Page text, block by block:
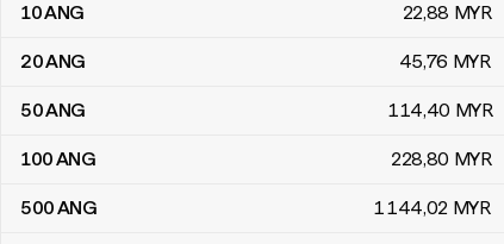
10ANG 22,88 MYR
20ANG 45,76 MYR
50ANG 114,40 MYR
100ANG 228,80 MYR
500ANG 1 144,02 MYR